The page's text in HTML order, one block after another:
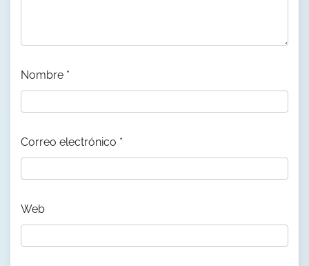
Nombre *
Correo electrónico *
Web